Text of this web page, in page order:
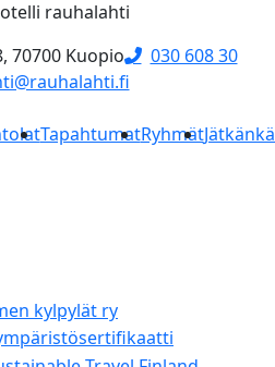
rauhalahti
70700 Kuopio
030 608 30
TapahtumatRyhmät